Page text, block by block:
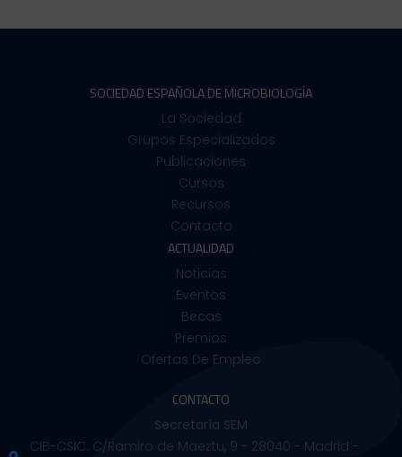
SOCIEDAD ESPAÑOLA DE MICROBIOLOGÍA
La Sociedad
Grupos Especializados
Publicaciones
Cursos
Recursos
Contacto
ACTUALIDAD
Noticias
Eventos
Becas
Premios
Ofertas De Empleo
CONTACTO
Secretaría SEM
CIB-CSIC. C/Ramiro de Maeztu, 9 - 28040 - Madrid -